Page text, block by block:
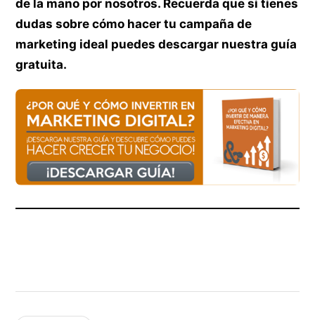
de la mano por nosotros. Recuerda que si tienes
dudas sobre cómo hacer tu campaña de
marketing ideal puedes descargar nuestra guía
gratuita.